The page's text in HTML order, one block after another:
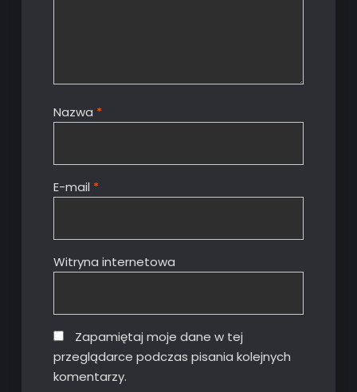
Nazwa *
E-mail *
Witryna internetowa
Zapamiętaj moje dane w tej
przeglądarce podczas pisania kolejnych
komentarzy.